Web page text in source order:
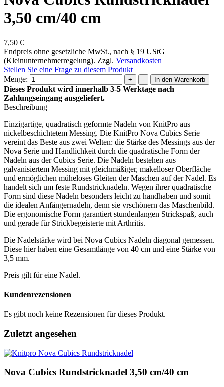
3,50 cm/40 cm
7,50 €
Endpreis ohne gesetzliche MwSt., nach § 19 UStG
(Kleinunternehmerregelung). Zzgl. Versandkosten
Stellen Sie eine Frage zu diesem Produkt
Menge:
Dieses Produkt wird innerhalb 3-5 Werktage nach
Zahlungseingang ausgeliefert.
Beschreibung
Einzigartige, quadratisch geformte Nadeln von KnitPro aus
nickelbeschichtetem Messing. Die KnitPro Nova Cubics Serie
vereint das Beste aus zwei Welten: die Stärke des Messings aus der
Nova Serie und Handlichkeit durch die quadratische Form der
Nadeln aus der Cubics Serie. Die Nadeln bestehen aus
galvanisiertem Messing mit gleichmäßiger, makelloser Oberfläche
und ermöglichen müheloses Gleiten der Maschen auf der Nadel. Es
handelt sich um feste Rundstricknadeln. Wegen ihrer quadratische
Form sind diese Nadeln besonders leicht zu handhaben und somit
die idealen Anfängernadeln, denn sie vrschönern das Maschenbild.
Die ergonomische Form garantiert stundenlangen Strickspaß, auch
und gerade für Strickbegeisterte mit Arthritis.
Die Nadelstärke wird bei Nova Cubics Nadeln diagonal gemessen.
Diese hier haben eine Gesamtlänge von 40 cm und eine Stärke von
3,5 mm.
Preis gilt für eine Nadel.
Kundenrezensionen
Es gibt noch keine Rezensionen für dieses Produkt.
Zuletzt angesehen
Nova Cubics Rundstricknadel 3,50 cm/40 cm